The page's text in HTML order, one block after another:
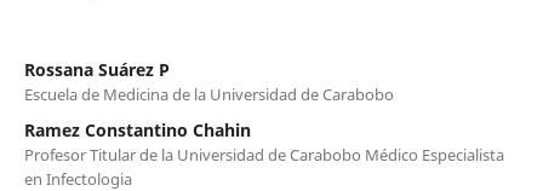
Rossana Suárez P
Escuela de Medicina de la Universidad de Carabobo
Ramez Constantino Chahin
Profesor Titular de la Universidad de Carabobo Médico Especialista
en Infectologia